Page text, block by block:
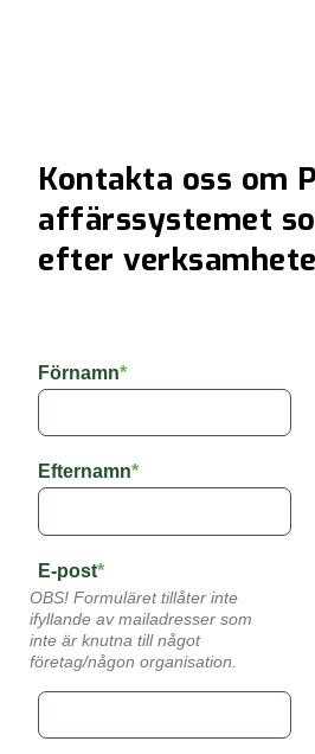
Kontakta oss om
affärssystemet
efter
Förnamn*
Efternamn*
E-post*
OBS! Formuläret tillåter inte
ifyllande av mailadresser som
inte är knutna till något
företag/någon organisation.